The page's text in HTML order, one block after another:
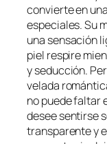
i
n
a
l
e
r
a
:
convierte en
especiales. Su
una sensación
piel respire
y seducción.
velada
no puede faltar
desee sentirse
transparente y